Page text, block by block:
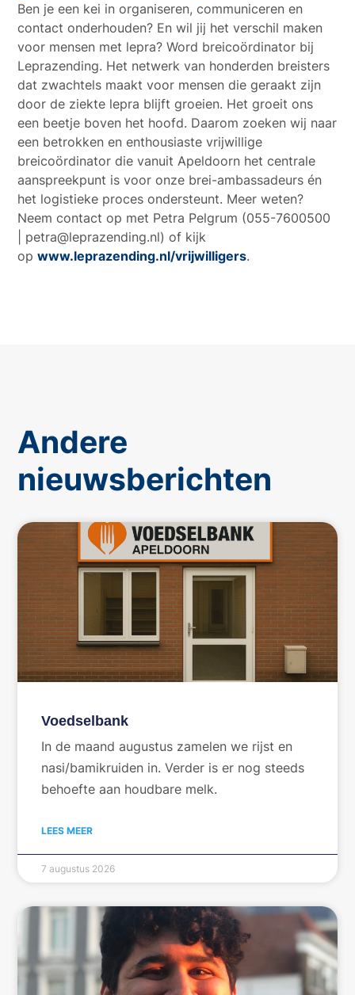
Ben je een kei in organiseren, communiceren en
contact onderhouden? En wil jij het verschil maken
voor mensen met lepra? Word breicoördinator bij
Leprazending. Het netwerk van honderden breisters
dat zwachtels maakt voor mensen die geraakt zijn
door de ziekte lepra blijft groeien. Het groeit ons
een beetje boven het hoofd. Daarom zoeken wij naar
een betrokken en enthousiaste vrijwillige
breicoördinator die vanuit Apeldoorn het centrale
aanspreekpunt is voor onze brei-ambassadeurs én
het logistieke proces ondersteunt. Meer weten?
Neem contact op met Petra Pelgrum (055-7600500
| petra@leprazending.nl) of kijk
opwww.leprazending.nl/vrijwilligers.
Andere
nieuwsberichten
Voedselbank
In de maand augustus zamelen we rijst en
nasi/bamikruiden in. Verder is er nog steeds
behoefte aan houdbare melk.
LEES MEER
7 augustus 2026